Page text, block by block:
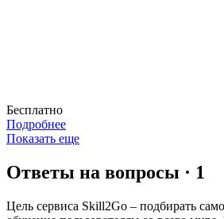
Бесплатно
Подробнее
Показать еще
Ответы на вопросы · 1
Цель сервиса Skill2Go – подбирать